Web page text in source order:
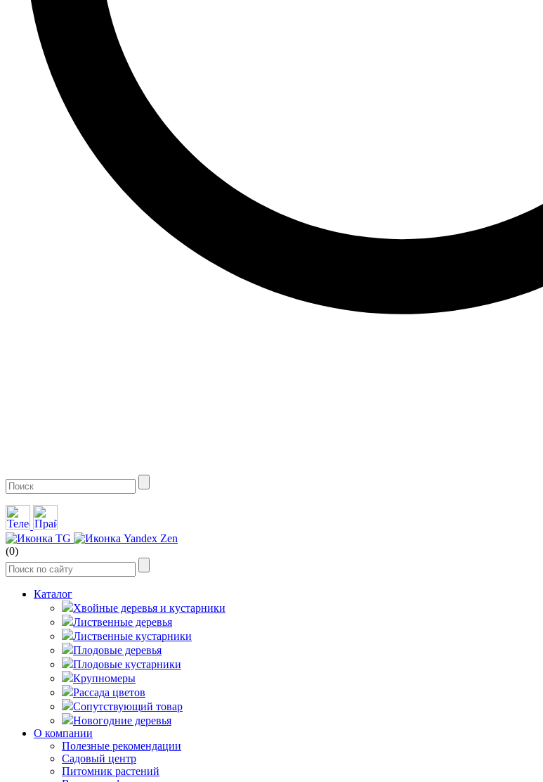
(0)
Каталог
Хвойные деревья и кустарники
Лиственные деревья
Лиственные кустарники
Плодовые деревья
Плодовые кустарники
Крупномеры
Рассада цветов
Сопутствующий товар
Новогодние деревья
О компании
Полезные рекомендации
Садовый центр
Питомник растений